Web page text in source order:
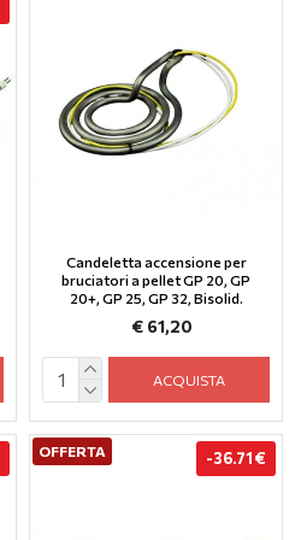
Candeletta accensione per
bruciatori a pellet GP 20, GP
20+, GP 25, GP 32, Bisolid.
€ 61,20
ACQUISTA
OFFERTA -36.71 €